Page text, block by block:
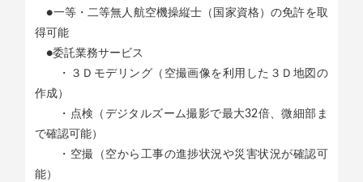
●一等・二等無人航空機操縦士（国家資格）の免許を取
得可能
●委託業務サービス
・３Ｄモデリング（空撮画像を利用した３Ｄ地図の
作成）
・点検（デジタルズーム撮影で最大32倍、微細部ま
で確認可能）
・空撮（空から工事の進捗状況や災害状況が確認可
能）